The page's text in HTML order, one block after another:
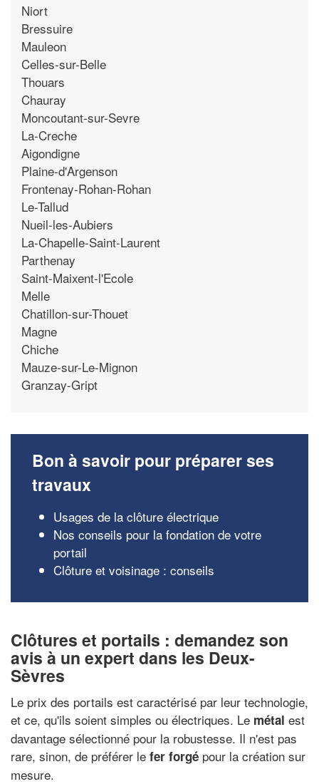
Niort
Bressuire
Mauleon
Celles-sur-Belle
Thouars
Chauray
Moncoutant-sur-Sevre
La-Creche
Aigondigne
Plaine-d'Argenson
Frontenay-Rohan-Rohan
Le-Tallud
Nueil-les-Aubiers
La-Chapelle-Saint-Laurent
Parthenay
Saint-Maixent-l'Ecole
Melle
Chatillon-sur-Thouet
Magne
Chiche
Mauze-sur-Le-Mignon
Granzay-Gript
Bon à savoir pour préparer ses
travaux
Usages de la clôture électrique
Nos conseils pour la fondation de votre
portail
Clôture et voisinage : conseils
Clôtures et portails : demandez son
avis à un expert dans les Deux-
Sèvres
Le prix des portails est caractérisé par leur technologie,
et ce, qu'ils soient simples ou électriques. Le métal est
davantage sélectionné pour la robustesse. Il n'est pas
rare, sinon, de préférer le fer forgé pour la création sur
mesure.